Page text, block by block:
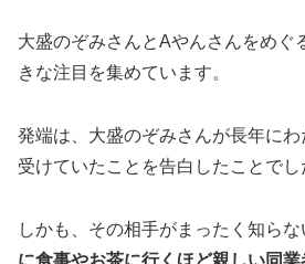
大盛のぞみさんとAやんさんをめぐ
きな注目を集めています。
発端は、大盛のぞみさんが長年に
受けていたことを告白したことでし
しかも、その相手がまったく知らな
に食事やお茶に行くほど親しい同